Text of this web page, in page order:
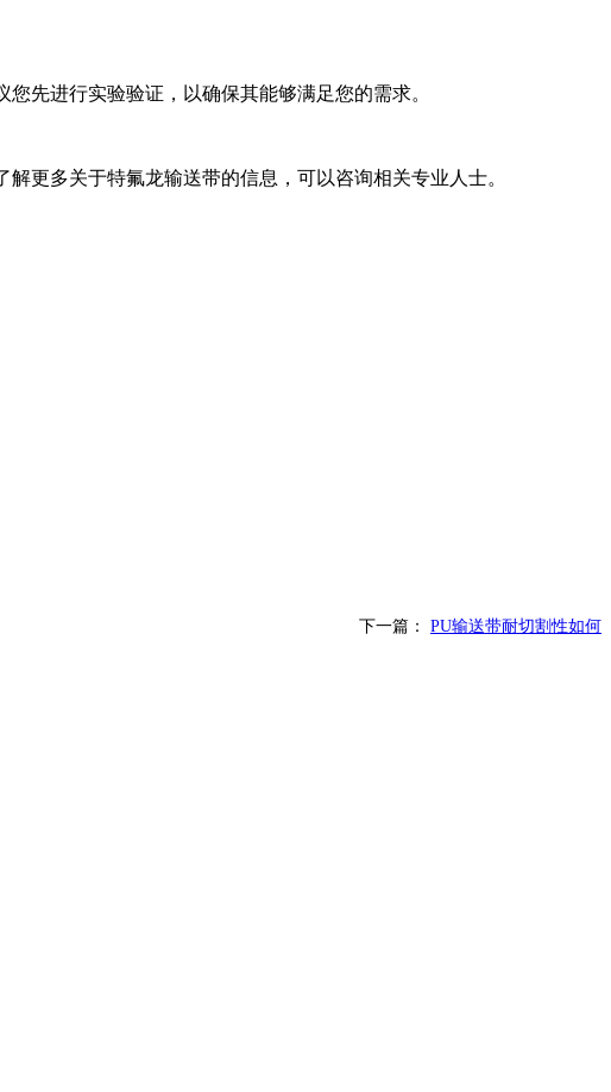
先进行实验验证，以确保其能够满足您的需求。
更多关于特氟龙输送带的信息，可以咨询相关专业人士。
下一篇： PU输送带耐切割性如何